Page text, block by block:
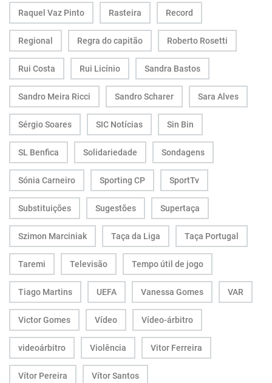
Raquel Vaz Pinto Rasteira Record
Regional Regra do capitão Roberto Rosetti
Rui Costa Rui Licínio Sandra Bastos
Sandro Meira Ricci Sandro Scharer Sara Alves
Sérgio Soares SIC Notícias Sin Bin
SL Benfica Solidariedade Sondagens
Sónia Carneiro Sporting CP SportTv
Substituições Sugestões Supertaça
Szimon Marciniak Taça da Liga Taça Portugal
Taremi Televisão Tempo útil de jogo
Tiago Martins UEFA Vanessa Gomes VAR
Victor Gomes Vídeo Vídeo-árbitro
videoárbitro Violência Vitor Ferreira
Vítor Pereira Vítor Santos